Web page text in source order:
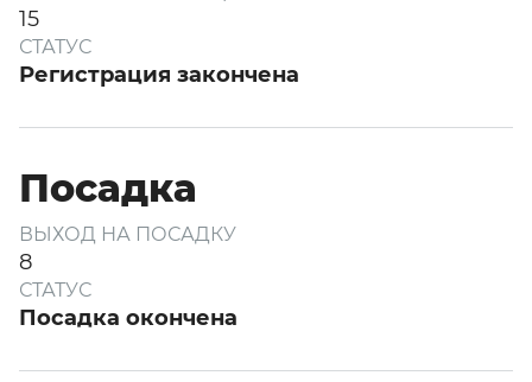
15
СТАТУС
Регистрация закончена
Посадка
ВЫХОД НА ПОСАДКУ
8
СТАТУС
Посадка окончена